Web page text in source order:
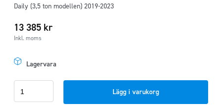
Daily (3,5 ton modellen) 2019-2023
13 385 kr
Inkl. moms
Lagervara
Lägg i varukorg